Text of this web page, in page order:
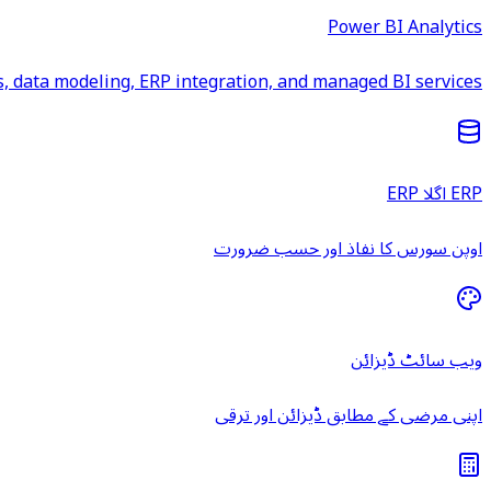
Power BI Analytics
data modeling, ERP integration, and managed BI services.
ERP اگلا ERP
اوپن سورس کا نفاذ اور حسب ضرورت
ویب سائٹ ڈیزائن
اپنی مرضی کے مطابق ڈیزائن اور ترقی